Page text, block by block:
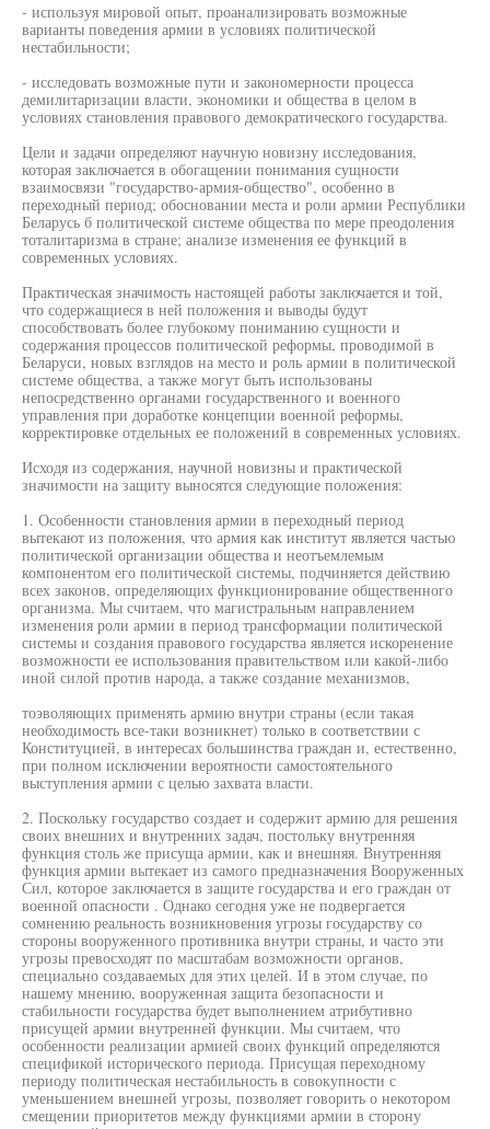
- используя мировой опыт, проанализировать возможные
варианты поведения армии в условиях политической
нестабильности;
- исследовать возможные пути и закономерности процесса
демилитаризации власти, экономики и общества в целом в
условиях становления правового демократического государства.
Цели и задачи определяют научную новизну исследования,
которая заключается в обогащении понимания сущности
взаимосвязи "государство-армия-общество", особенно в
переходный период; обосновании места и роли армии Республики
Беларусь б политической системе общества по мере преодоления
тоталитаризма в стране; анализе изменения ее функций в
современных условиях.
Практическая значимость настоящей работы заключается и той,
что содержащиеся в ней положения и выводы будут
способствовать более глубокому пониманию сущности и
содержания процессов политической реформы, проводимой в
Беларуси, новых взглядов на место и роль армии в политической
системе общества, а также могут быть использованы
непосредственно органами государственного и военного
управления при доработке концепции военной реформы,
корректировке отдельных ее положений в современных условиях.
Исходя из содержания, научной новизны и практической
значимости на защиту выносятся следующие положения:
1. Особенности становления армии в переходный период
вытекают из положения, что армия как институт является частью
политической организации общества и неотъемлемым
компонентом его политической системы, подчиняется действию
всех законов, определяющих функционирование общественного
организма. Мы считаем, что магистральным направлением
изменения роли армии в период трансформации политической
системы и создания правового государства является искоренение
возможности ее использования правительством или какой-либо
иной силой против народа, а также создание механизмов,
тоэволяющих применять армию внутри страны (если такая
необходимость все-таки возникнет) только в соответствии с
Конституцией, в интересах большинства граждан и, естественно,
при полном исключении вероятности самостоятельного
выступления армии с целью захвата власти.
2. Поскольку государство создает и содержит армию для решения
своих внешних и внутренних задач, постольку внутренняя
функция столь же присуща армии, как и внешняя. Внутренняя
функция армии вытекает из самого предназначения Вооруженных
Сил, которое заключается в защите государства и его граждан от
военной опасности . Однако сегодня уже не подвергается
сомнению реальность возникновения угрозы государству со
стороны вооруженного противника внутри страны, и часто эти
угрозы превосходят по масштабам возможности органов,
специально создаваемых для этих целей. И в этом случае, по
нашему мнению, вооруженная защита безопасности и
стабильности государства будет выполнением атрибутивно
присущей армии внутренней функции. Мы считаем, что
особенности реализации армией своих функций определяются
спецификой исторического периода. Присущая переходному
периоду политическая нестабильность в совокупности с
уменьшением внешней угрозы, позволяет говорить о некотором
смещении приоритетов между функциями армии в сторону